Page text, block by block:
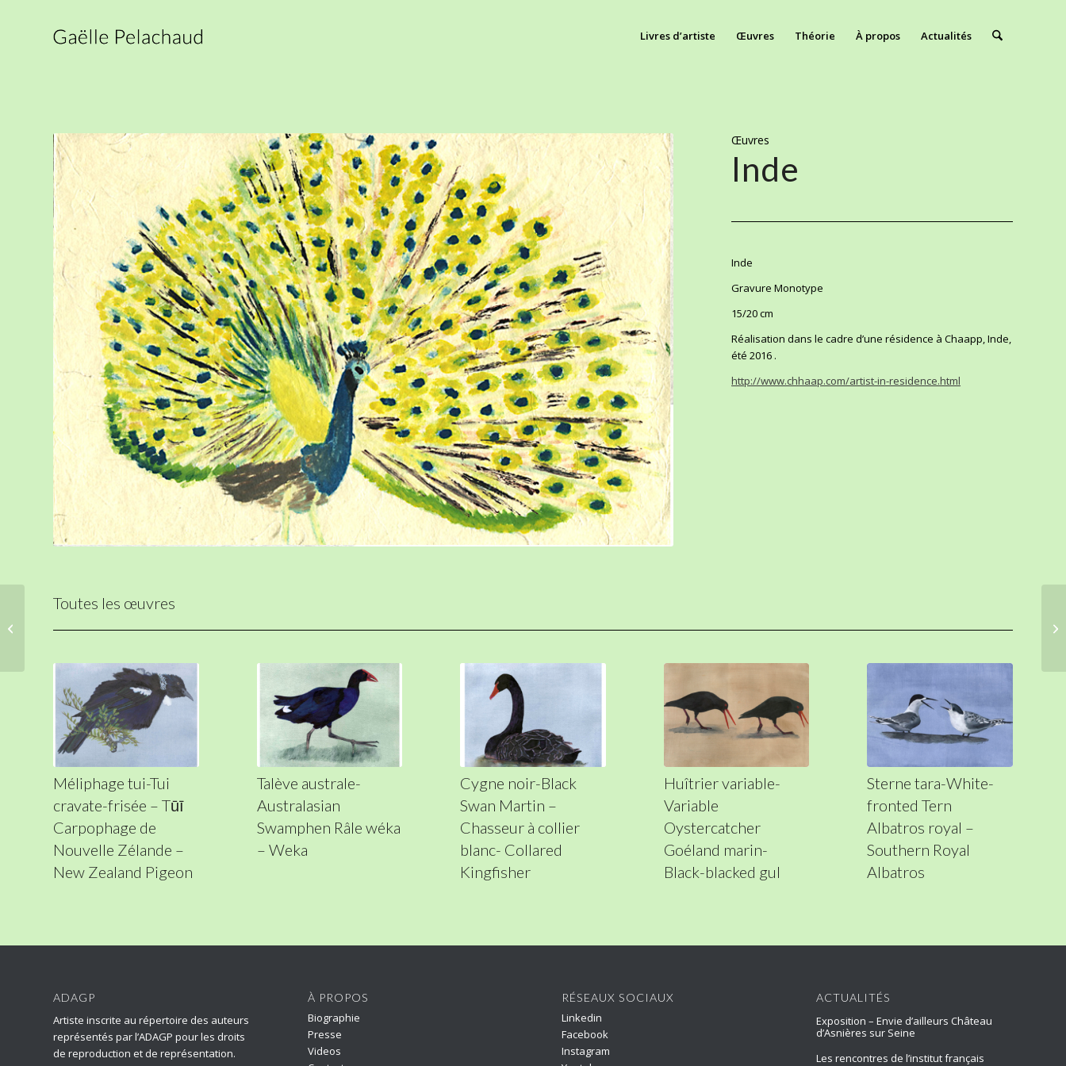
Livres d’artiste Œuvres Théorie À propos Actualités
Œuvres
Inde
Inde
Gravure Monotype
15/20 cm
Réalisation dans le cadre d’une résidence à Chaapp, Inde,
été 2016 .
http://www.chhaap.com/artist-in-residence.html
Toutes les œuvres
Méliphage tui-Tui
cravate-frisée – Tūī
Carpophage de
Nouvelle Zélande –
New Zealand Pigeon
Talève australe-
Australasian
Swamphen Râle wéka
– Weka
Cygne noir-Black
Swan Martin –
Chasseur à collier
blanc- Collared
Kingfisher
Huîtrier variable-
Variable
Oystercatcher
Goéland marin-
Black-blacked gul
Sterne tara-White-
fronted Tern
Albatros royal –
Southern Royal
Albatros
ADAGP
Artiste inscrite au répertoire des auteurs
représentés par l’ADAGP pour les droits
de reproduction et de représentation.
À PROPOS
Biographie
Presse
Videos
RÉSEAUX SOCIAUX
Linkedin
Facebook
Instagram
ACTUALITÉS
Exposition – Envie d’ailleurs Château
d’Asnières sur Seine
Les rencontres de l’institut français